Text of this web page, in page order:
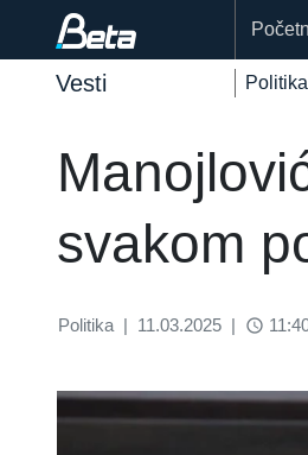
Vesti Politika
svakom
Politika | 11.03.2025 | access_time